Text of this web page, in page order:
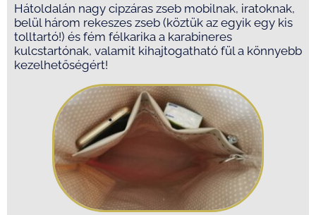
Hátoldalán nagy cipzáras zseb mobilnak, iratoknak,
belül három rekeszes zseb (köztük az egyik egy kis
tolltartó!) és fém félkarika a karabineres
kulcstartónak, valamit kihajtogatható fül a könnyebb
kezelhetőségért!